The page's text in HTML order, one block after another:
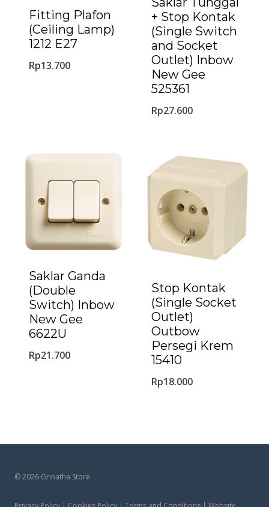
Fitting Plafon
(Ceiling Lamp)
1212 E27
Rp13.700
+ Stop Kontak
(Single Switch
and Socket
Outlet) Inbow
New Gee
525361
Rp27.600
Saklar Ganda
(Double
Switch) Inbow
New Gee
6622U
Rp21.700
Stop Kontak
(Single Socket
Outlet)
Outbow
Persegi Krem
15410
Rp18.000
© 2026 Grinatha Store